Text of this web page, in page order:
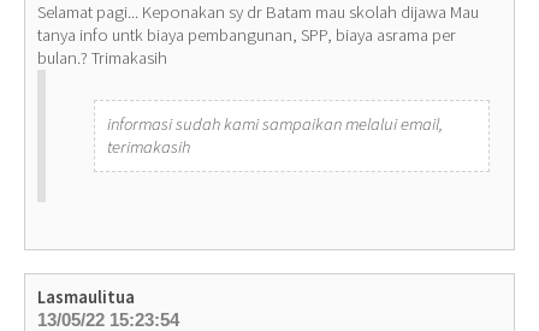
Selamat pagi... Keponakan sy dr Batam mau skolah dijawa Mau
tanya info untk biaya pembangunan, SPP, biaya asrama per
bulan.? Trimakasih
informasi sudah kami sampaikan melalui email,
terimakasih
Lasmaulitua
13/05/22 15:23:54